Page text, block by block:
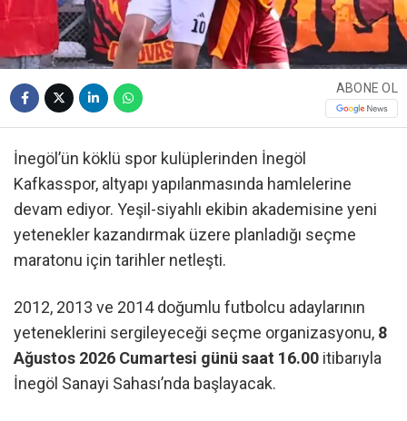
ABONE OL
İnegöl’ün köklü spor kulüplerinden İnegöl
Kafkasspor, altyapı yapılanmasında hamlelerine
devam ediyor. Yeşil-siyahlı ekibin akademisine yeni
yetenekler kazandırmak üzere planladığı seçme
maratonu için tarihler netleşti.
2012, 2013 ve 2014 doğumlu futbolcu adaylarının
yeteneklerini sergileyeceği seçme organizasyonu, 8
Ağustos 2026 Cumartesi günü saat 16.00 itibarıyla
İnegöl Sanayi Sahası’nda başlayacak.